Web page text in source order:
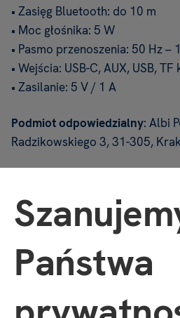
• Zasięg Bluetooth: do 10 m
• Moc głośnika: 5 W
• Pasmo przenoszenia: 50 Hz –
• Wejścia: USB-C, AUX, USB, TF
• Zasilanie: 5 V / 1 A
Podmiot odpowiedzialny: Albi
Radzikowskiego 3, 31-305,
Właściwości
Państwa